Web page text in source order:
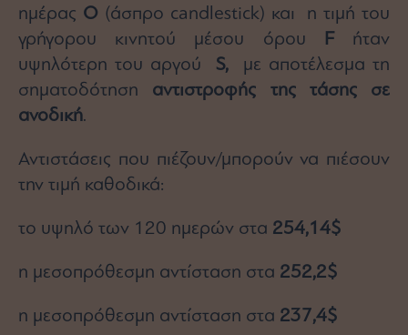
ημέρας Ο (άσπρο candlestick) και η τιμή του
γρήγορου κινητού μέσου όρου
Fήταν
υψηλότερη του αργού S,
με αποτέλεσμα τη
σηματοδότηση αντιστροφής της τάσης σε
ανοδική.
Αντιστάσεις που πιέζουν/μπορούν να πιέσουν
την τιμή καθοδικά:
το υψηλό των 120 ημερών στα 254,14$
η μεσοπρόθεσμη αντίσταση στα 252,2$
η μεσοπρόθεσμη αντίσταση στα 237,4$